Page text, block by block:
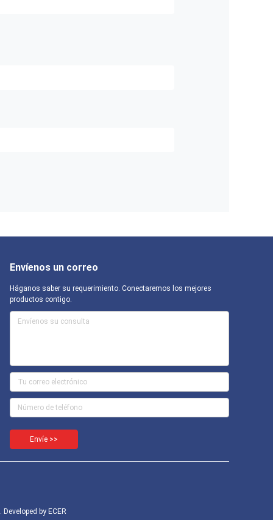
Envíenos un correo
Háganos saber su requerimiento. Conectaremos los mejores
productos contigo.
Envíe >>
Developed by ECER